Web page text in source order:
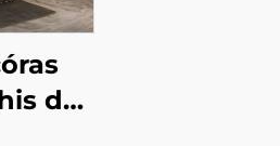
do